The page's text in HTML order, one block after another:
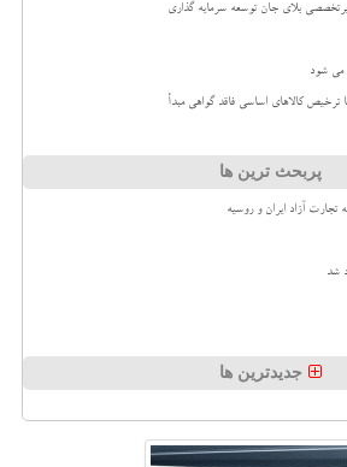
بلای جان توسعه سرمایه گذاری
می شود
ترخیص کالاهای اساسی فاقد گواهی مبدأ
پربحث ترین ها
تجارت آزاد ایران و روسیه
شد
جدیدترین ها